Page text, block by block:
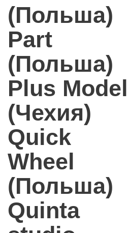
(Польша)
Part
(Польша)
Plus Model
(Чехия)
Quick
Wheel
(Польша)
Quinta